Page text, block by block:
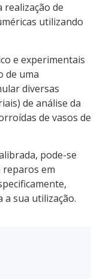
de
utilizando
e experimentais
de uma
diversas
de análise da
de vasos de
pode-se
reparos em
sua utilização.